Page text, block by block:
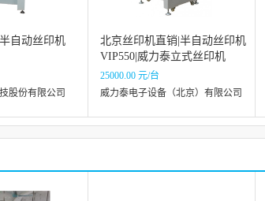
自动丝印机
股份有限公司
北京丝印机直销|半自动丝印机
VIP550|威力泰立式丝印机
25000.00 元/台
威力泰电子设备（北京）有限公司